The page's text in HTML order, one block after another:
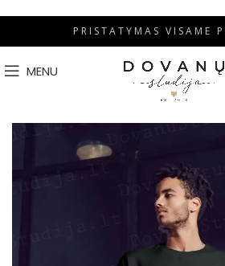
P R I S T A T Y M A S V I S A M E P
MENU